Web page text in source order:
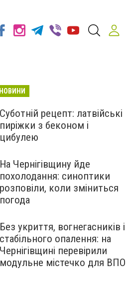
Суботній рецепт: латвійські
пиріжки з беконом і
цибулею
На Чернігівщину йде
похолодання: синоптики
розповіли, коли зміниться
погода
Без укриття, вогнегасників і
стабільного опалення: на
Чернігівщині перевірили
модульне містечко для ВПО